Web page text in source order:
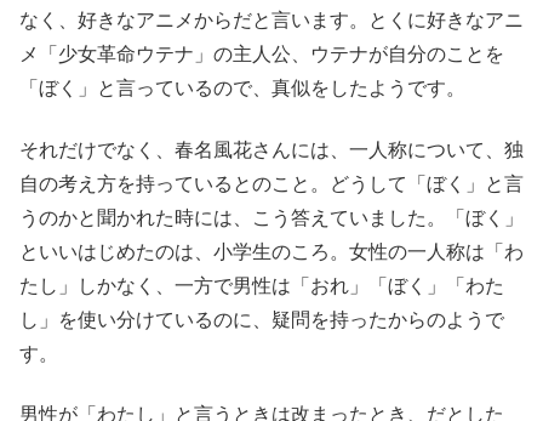
なく、好きなアニメからだと言います。とくに好きなアニ
メ「少女革命ウテナ」の主人公、ウテナが自分のことを
「ぼく」と言っているので、真似をしたようです。
それだけでなく、春名風花さんには、一人称について、独
自の考え方を持っているとのこと。どうして「ぼく」と言
うのかと聞かれた時には、こう答えていました。「ぼく」
といいはじめたのは、小学生のころ。女性の一人称は「わ
たし」しかなく、一方で男性は「おれ」「ぼく」「わた
し」を使い分けているのに、疑問を持ったからのようで
す。
男性が「わたし」と言うときは改まったとき、だとした